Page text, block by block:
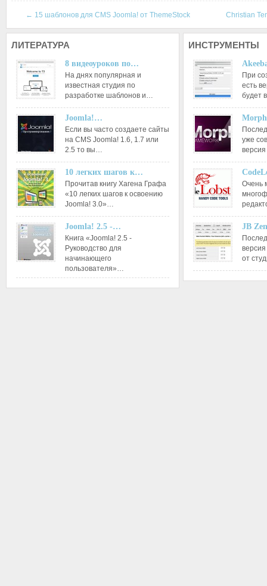
← 15 шаблонов для CMS Joomla! от ThemeStock Christian
ЛИТЕРАТУРА
8 видеоуроков по…
На днях популярная и
известная студия по
разработке шаблонов и…
Joomla!…
Если вы часто создаете сайты
на CMS Joomla! 1.6, 1.7 или
2.5 то вы…
10 легких шагов к…
Прочитав книгу Хагена Графа
«10 легких шагов к освоению
Joomla! 3.0»…
Joomla! 2.5 -…
Книга «Joomla! 2.5 -
Руководство для
начинающего
пользователя»…
ИНСТРУМЕНТЫ
При
есть
будет
уже
Очень
JB
от